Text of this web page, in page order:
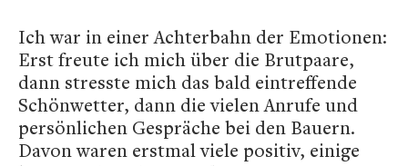
Ich war in einer Achterbahn der Emotionen:
Erst freute ich mich über die Brutpaare,
dann stresste mich das bald eintreffende
Schönwetter, dann die vielen Anrufe und
persönlichen Gespräche bei den Bauern.
Davon waren erstmal viele positiv, einige